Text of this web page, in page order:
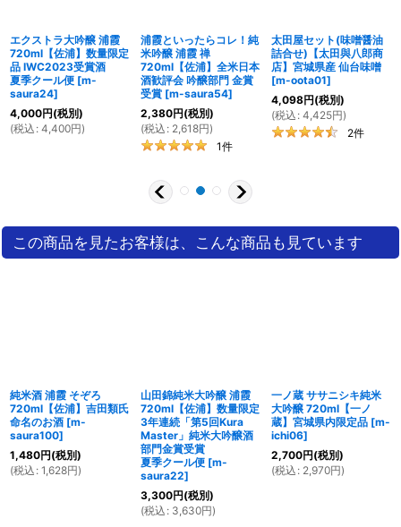
エクストラ大吟醸 浦霞
720ml【佐浦】数量限定
品 IWC2023受賞酒
夏季クール便 [m-
saura24]
4,000円(税別)
(税込 : 4,400円)
浦霞といったらコレ！純
米吟醸 浦霞 禅
720ml【佐浦】全米日本
酒歓評会 吟醸部門 金賞
受賞 [m-saura54]
2,380円(税別)
(税込 : 2,618円)
1件
太田屋セット(味噌醤油
詰合せ)【太田與八郎商
店】宮城県産 仙台味噌
[m-oota01]
4,098円(税別)
(税込 : 4,425円)
2件
この商品を見たお客様は、こんな商品も見ています
純米酒 浦霞 そぞろ
720ml【佐浦】吉田類氏
命名のお酒 [m-
saura100]
1,480円(税別)
(税込 : 1,628円)
山田錦純米大吟醸 浦霞
720ml【佐浦】数量限定
3年連続「第5回Kura
Master」純米大吟醸酒
部門金賞受賞
夏季クール便 [m-
saura22]
3,300円(税別)
(税込 : 3,630円)
一ノ蔵 ササニシキ純米
大吟醸 720ml【一ノ
蔵】宮城県内限定品 [m-
ichi06]
2,700円(税別)
(税込 : 2,970円)